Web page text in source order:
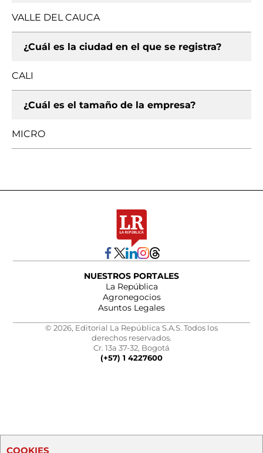
VALLE DEL CAUCA
¿Cuál es la ciudad en el que se registra?
CALI
¿Cuál es el tamaño de la empresa?
MICRO
NUESTROS PORTALES
La República
Agronegocios
Asuntos Legales
© 2026, Editorial La República S.A.S. Todos los
derechos reservados.
Cr. 13a 37-32, Bogotá
(+57) 1 4227600
COOKIES